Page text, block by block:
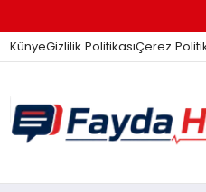
KünyeGizlilik PolitikasıÇerez